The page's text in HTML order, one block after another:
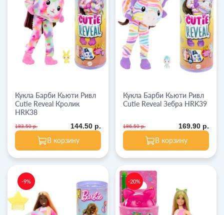
Кукла Барби Кьюти Ривл
Cutie Reveal Кролик
HRK38
183.50 р. 144.50 р.
В корзину
Кукла Барби Кьюти Ривл
Cutie Reveal Зебра HRK39
186.50 р. 169.90 р.
В корзину
-9% -20%